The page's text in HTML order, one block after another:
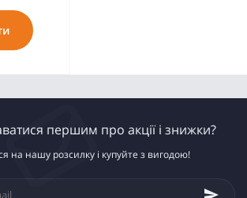
першим про акції і знижки?
на нашу розсилку і купуйте з вигодою!